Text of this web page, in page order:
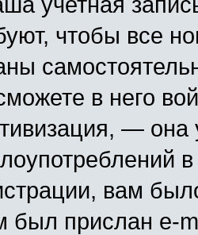
чтобы все
в него
—
вам
был прислан e-